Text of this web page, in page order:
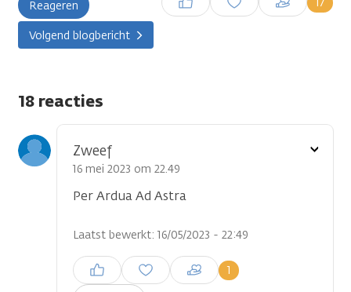
Reageren
plaatsen
Volgend blogbericht
18 reacties
Zweef
16 mei 2023 om 22.49
Per Ardua Ad Astra
Laatst bewerkt: 16/05/2023 - 22:49
1
Inloggen om een reactie te
plaatsen
Toon